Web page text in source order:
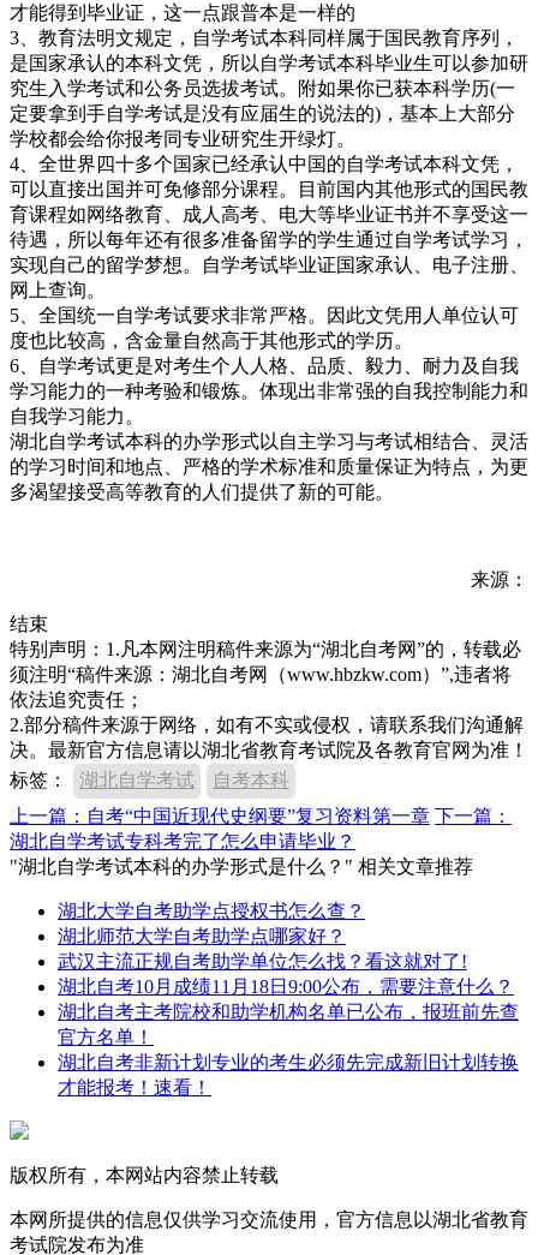
才能得到毕业证，这一点跟普本是一样的
3、教育法明文规定，自学考试本科同样属于国民教育序列，
是国家承认的本科文凭，所以自学考试本科毕业生可以参加研
究生入学考试和公务员选拔考试。附如果你已获本科学历(一
定要拿到手自学考试是没有应届生的说法的)，基本上大部分
学校都会给你报考同专业研究生开绿灯。
4、全世界四十多个国家已经承认中国的自学考试本科文凭，
可以直接出国并可免修部分课程。目前国内其他形式的国民教
育课程如网络教育、成人高考、电大等毕业证书并不享受这一
待遇，所以每年还有很多准备留学的学生通过自学考试学习，
实现自己的留学梦想。自学考试毕业证国家承认、电子注册、
网上查询。
5、全国统一自学考试要求非常严格。因此文凭用人单位认可
度也比较高，含金量自然高于其他形式的学历。
6、自学考试更是对考生个人人格、品质、毅力、耐力及自我
学习能力的一种考验和锻炼。体现出非常强的自我控制能力和
自我学习能力。
湖北自学考试本科的办学形式以自主学习与考试相结合、灵活
的学习时间和地点、严格的学术标准和质量保证为特点，为更
多渴望接受高等教育的人们提供了新的可能。
来源：
结束
特别声明：1.凡本网注明稿件来源为“湖北自考网”的，转载必
须注明“稿件来源：湖北自考网（www.hbzkw.com）”,违者将
依法追究责任；
2.部分稿件来源于网络，如有不实或侵权，请联系我们沟通解
决。最新官方信息请以湖北省教育考试院及各教育官网为准！
标签：
湖北自学考试
自考本科
上一篇：自考“中国近现代史纲要”复习资料第一章 下一篇：
湖北自学考试专科考完了怎么申请毕业？
"湖北自学考试本科的办学形式是什么？" 相关文章推荐
湖北大学自考助学点授权书怎么查？
湖北师范大学自考助学点哪家好？
武汉主流正规自考助学单位怎么找？看这就对了!
湖北自考10月成绩11月18日9:00公布，需要注意什么？
湖北自考主考院校和助学机构名单已公布，报班前先查
官方名单！
湖北自考非新计划专业的考生必须先完成新旧计划转换
才能报考！速看！
版权所有，本网站内容禁止转载
本网所提供的信息仅供学习交流使用，官方信息以湖北省教育
考试院发布为准